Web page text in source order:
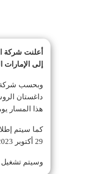
أعلنت شركة
إلى الإمارات
وبحسب شركة
هذا المسار
كما سيتم
29 أكتوبر 2023.
وسيتم تشغيل 4 رحلَات في الأسبوع أيام الثلاثاء والخميس والجمعة والأحد، بحسب بيان نشرته شركة